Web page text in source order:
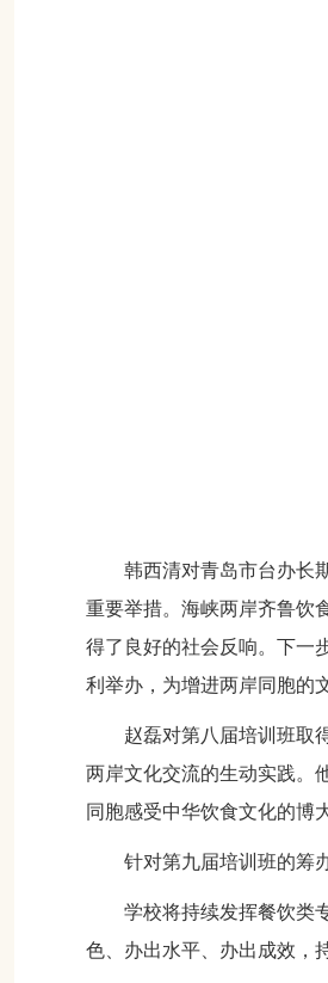
韩西清对青岛市台办长
重要举措。海峡两岸齐鲁饮
得了良好的社会反响。下一
利举办，为增进两岸同胞的
赵磊对第八届培训班取
两岸文化交流的生动实践。
同胞感受中华饮食文化的博
针对第九届培训班的筹
学校将持续发挥餐饮类
色、办出水平、办出成效，